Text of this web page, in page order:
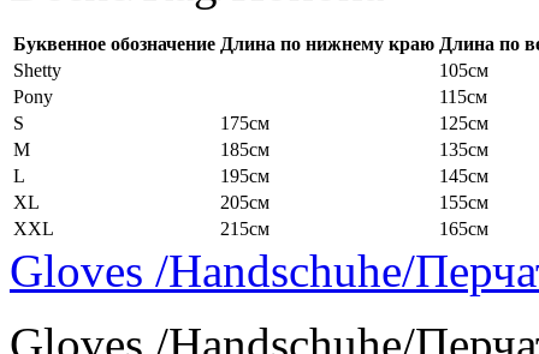
Буквенное обозначение Длина по нижнему краю Длина по
Shetty
105см
Pony
115см
S
175см
125см
M
185см
135см
L
195см
145см
XL
205см
155см
XXL
215см 165см
Gloves /Handschuhe/